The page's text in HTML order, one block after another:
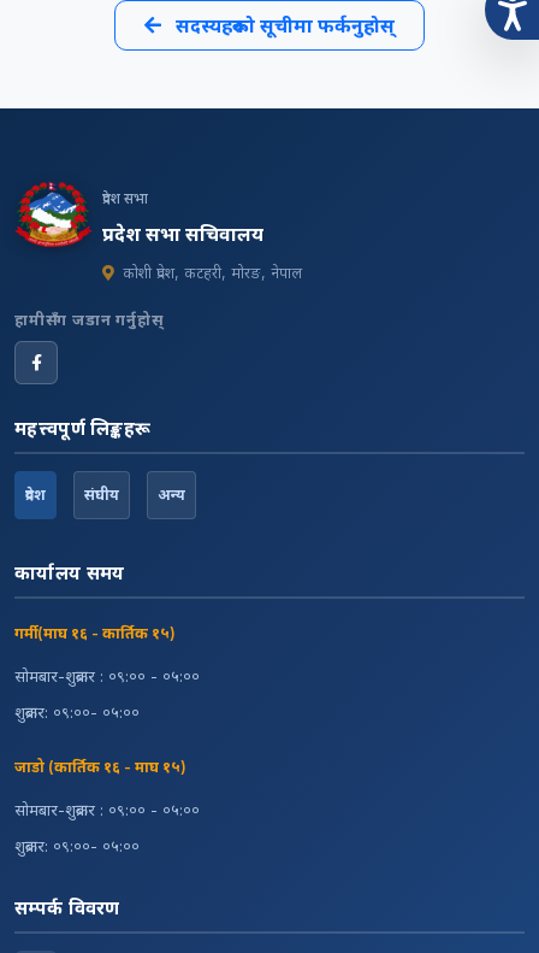
सदस्यहरूको सूचीमा फर्कनुहोस्
प्रदेश सभा
प्रदेश सभा सचिवालय
कोशी प्रदेश, कटहरी, मोरङ, नेपाल
हामीसँग जडान गर्नुहोस्
महत्त्वपूर्ण लिङ्कहरू
प्रदेश संघीय अन्य
कार्यालय समय
गर्मी (माघ १६ - कार्तिक १५)
सोमबार-शुक्रबार : ०९:०० - ०५:००
शुक्रबार: ०९:००- ०५:००
जाडो (कार्तिक १६ - माघ १५)
सोमबार-शुक्रबार : ०९:०० - ०५:००
शुक्रबार: ०९:००- ०५:००
सम्पर्क विवरण